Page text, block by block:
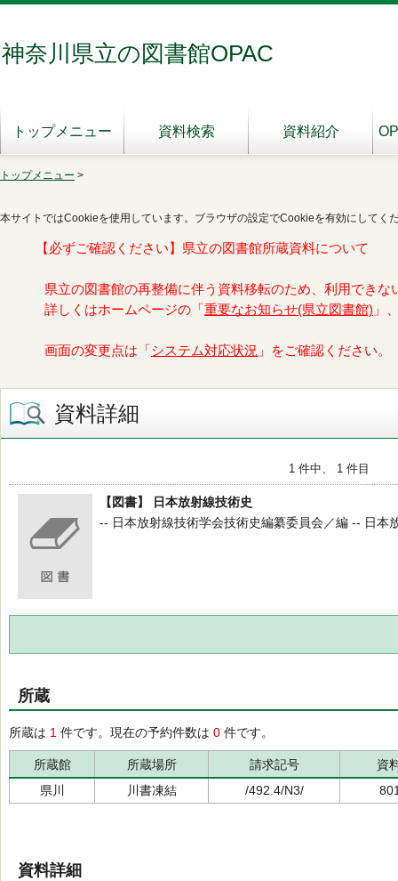
神奈川県立の図書館OPAC
トップメニュー 資料検索 資料紹介
トップメニュー >
本サイトではCookieを使用しています。ブラウザの設定でCookieを有効にしてく
【必ずご確認ください】県立の図書館所蔵資料について
県立の図書館の再整備に伴う資料移転のため、利用できな
詳しくはホームページの「 重要なお知らせ(県立図書館) 」
画面の変更点は「 システム対応状況 」をご確認ください。
資料詳細
1 件中、 1 件目
【図書】 日本放射線技術史
-- 日本放射線技術学会技術史編纂委員会／編 -- 日本
所蔵
所蔵は 1 件です。現在の予約件数は 0 件です。
所蔵館 所蔵場所 請求記号
資
県川
川書凍結 /492.4/N3/
資料詳細